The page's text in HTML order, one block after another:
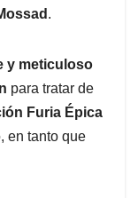
.
y meticuloso
para tratar de
Furia Épica
en tanto que